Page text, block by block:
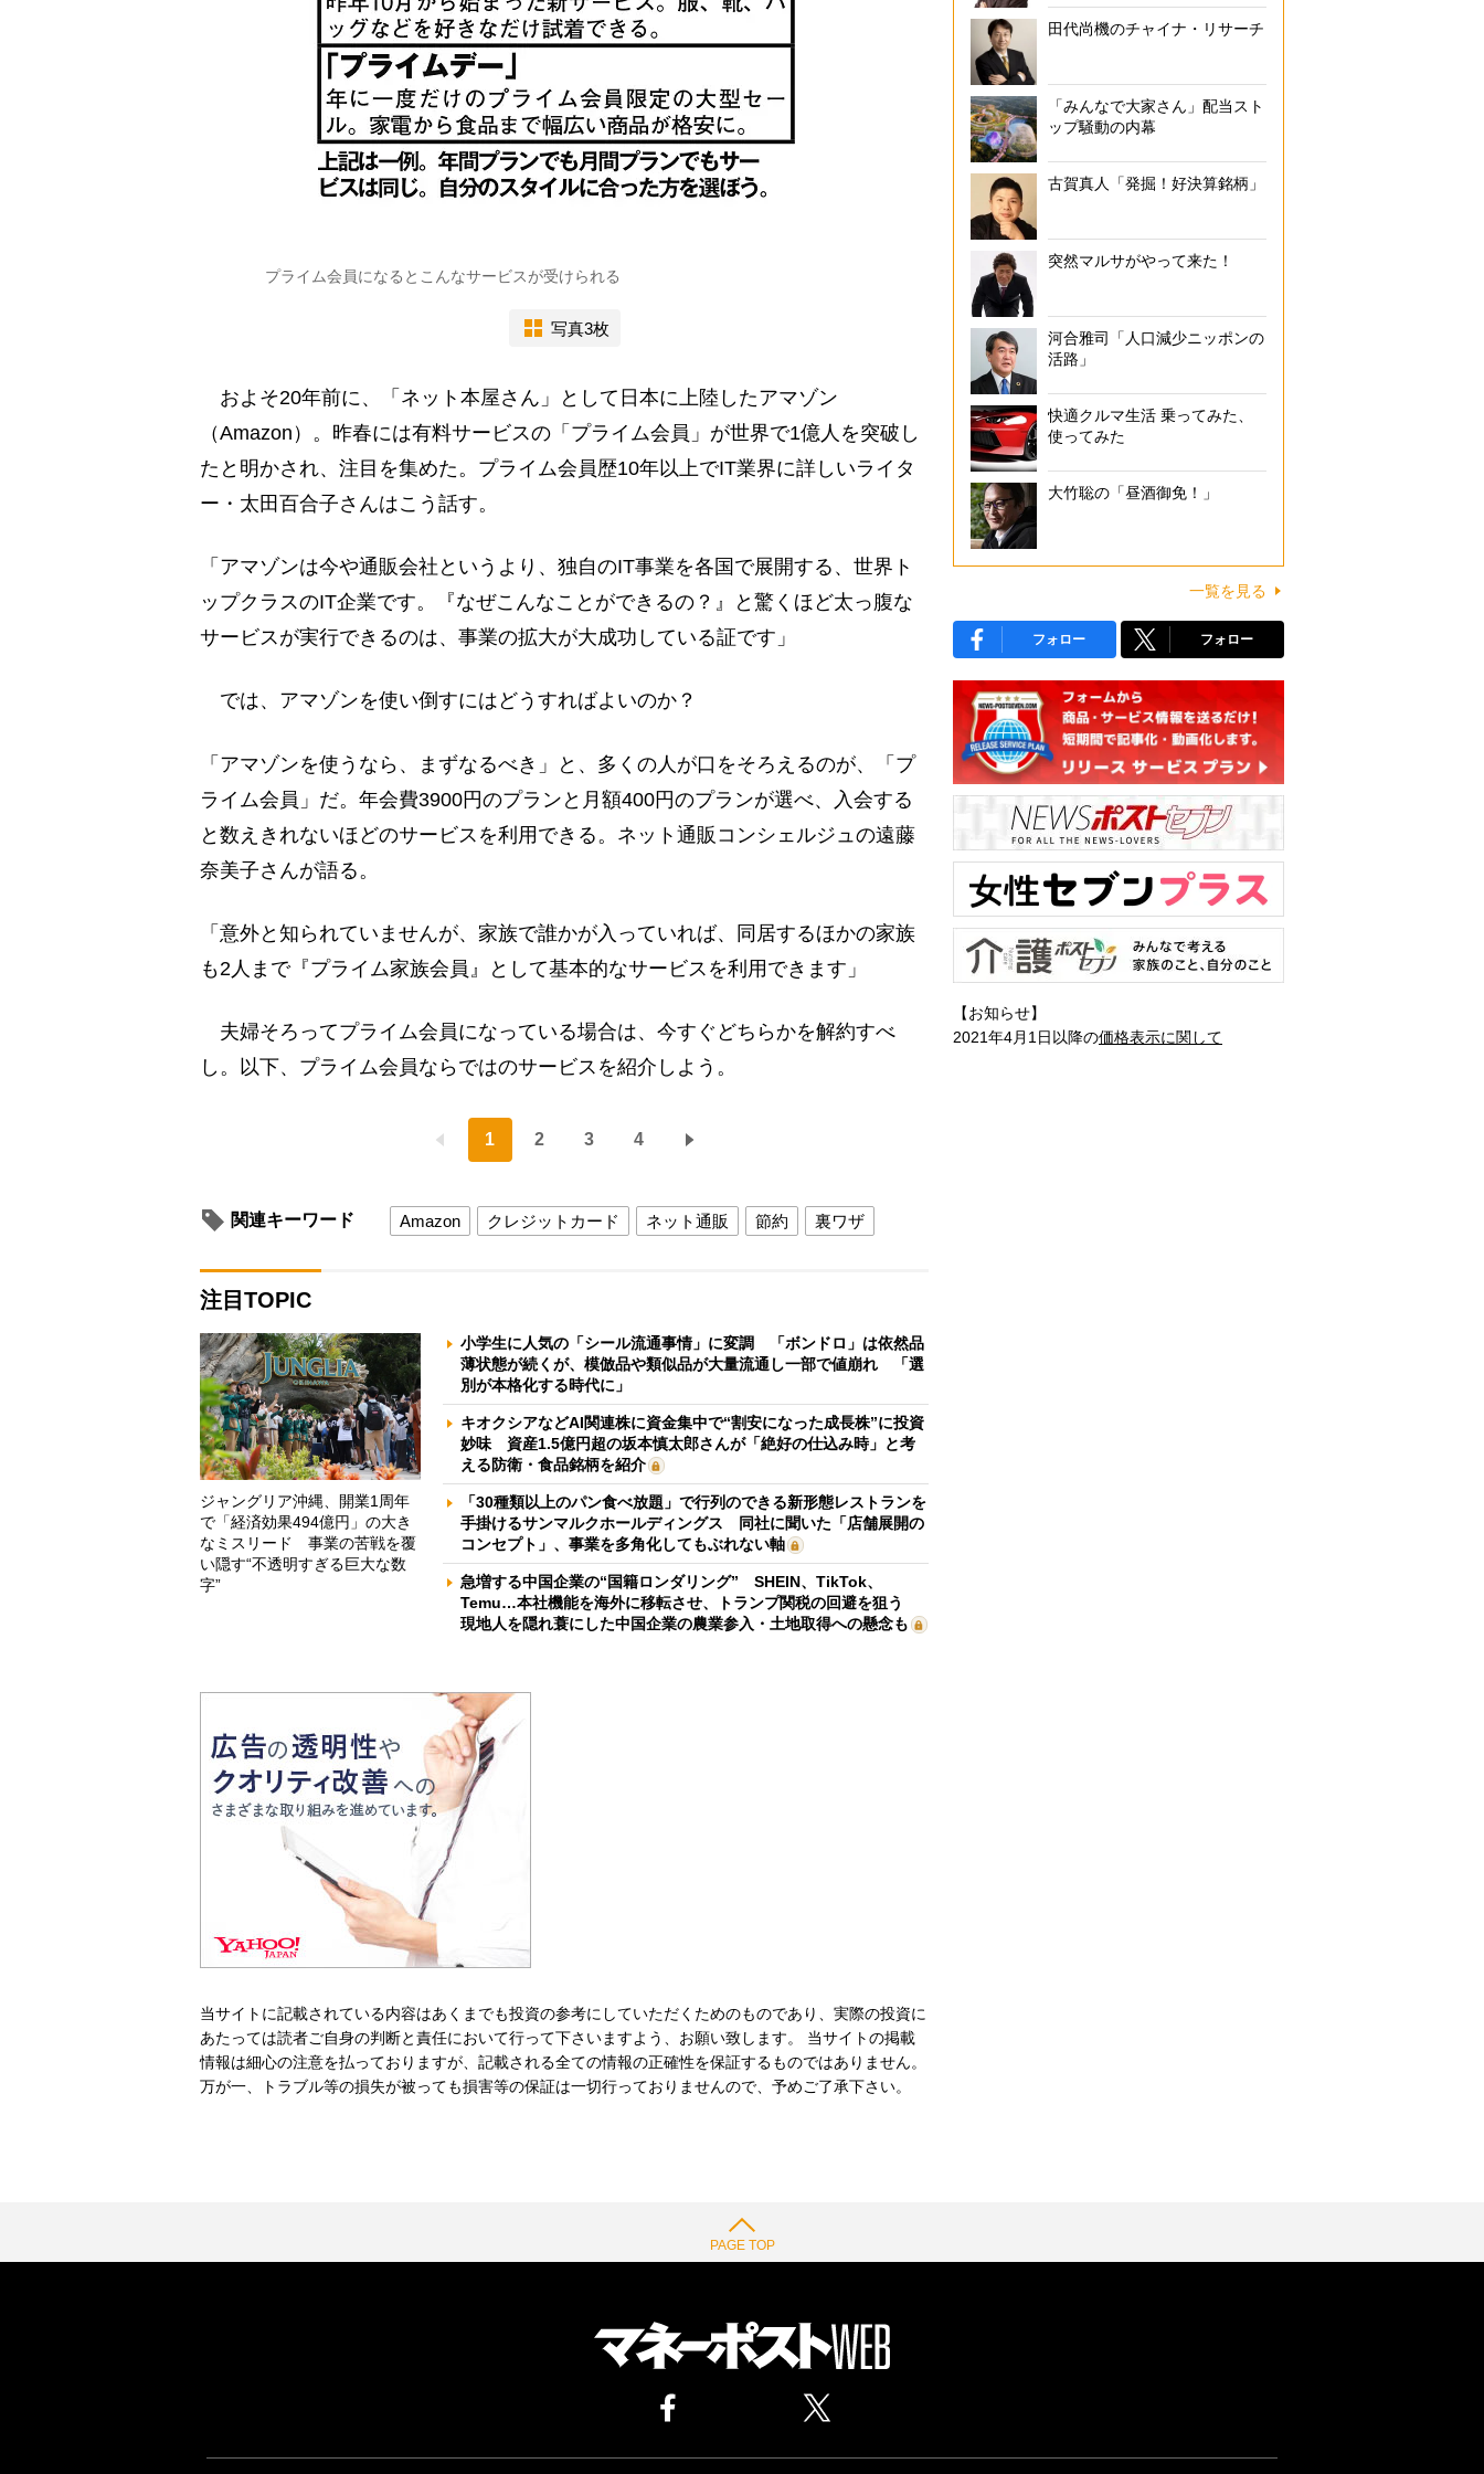
プライム会員になるとこんなサービスが受けられる
写真3枚
およそ20年前に、「ネット本屋さん」として日本に上陸したアマゾン
（Amazon）。昨春には有料サービスの「プライム会員」が世界で1億人を突破し
たと明かされ、注目を集めた。プライム会員歴10年以上でIT業界に詳しいライタ
ー・太田百合子さんはこう話す。
「アマゾンは今や通販会社というより、独自のIT事業を各国で展開する、世界ト
ップクラスのIT企業です。『なぜこんなことができるの？』と驚くほど太っ腹な
サービスが実行できるのは、事業の拡大が大成功している証です」
では、アマゾンを使い倒すにはどうすればよいのか？
「アマゾンを使うなら、まずなるべき」と、多くの人が口をそろえるのが、「プ
ライム会員」だ。年会費3900円のプランと月額400円のプランが選べ、入会する
と数えきれないほどのサービスを利用できる。ネット通販コンシェルジュの遠藤
奈美子さんが語る。
「意外と知られていませんが、家族で誰かが入っていれば、同居するほかの家族
も2人まで『プライム家族会員』として基本的なサービスを利用できます」
夫婦そろってプライム会員になっている場合は、今すぐどちらかを解約すべ
し。以下、プライム会員ならではのサービスを紹介しよう。
1 2 3 4
関連キーワード Amazon クレジットカード ネット通販 節約 裏ワザ
注目TOPIC
ジャングリア沖縄、開業1周年
で「経済効果494億円」の大き
なミスリード 事業の苦戦を覆
い隠す“不透明すぎる巨大な数
字”
小学生に人気の「シール流通事情」に変調 「ボンドロ」は依然品
薄状態が続くが、模倣品や類似品が大量流通し一部で値崩れ 「選
別が本格化する時代に」
キオクシアなどAI関連株に資金集中で“割安になった成長株”に投資
妙味 資産1.5億円超の坂本慎太郎さんが「絶好の仕込み時」と考
える防衛・食品銘柄を紹介
「30種類以上のパン食べ放題」で行列のできる新形態レストランを
手掛けるサンマルクホールディングス 同社に聞いた「店舗展開の
コンセプト」、事業を多角化してもぶれない軸
急増する中国企業の“国籍ロンダリング” SHEIN、TikTok、
Temu…本社機能を海外に移転させ、トランプ関税の回避を狙う
現地人を隠れ蓑にした中国企業の農業参入・土地取得への懸念も
当サイトに記載されている内容はあくまでも投資の参考にしていただくためのものであり、実際の投資に
あたっては読者ご自身の判断と責任において行って下さいますよう、お願い致します。 当サイトの掲載
情報は細心の注意を払っておりますが、記載される全ての情報の正確性を保証するものではありません。
万が一、トラブル等の損失が被っても損害等の保証は一切行っておりませんので、予めご了承下さい。
田代尚機のチャイナ・リサーチ
「みんなで大家さん」配当スト
ップ騒動の内幕
古賀真人「発掘！好決算銘柄」
突然マルサがやって来た！
河合雅司「人口減少ニッポンの
活路」
快適クルマ生活 乗ってみた、
使ってみた
大竹聡の「昼酒御免！」
一覧を見る
フォロー フォロー
【お知らせ】
2021年4月1日以降の価格表示に関して
PAGE TOP